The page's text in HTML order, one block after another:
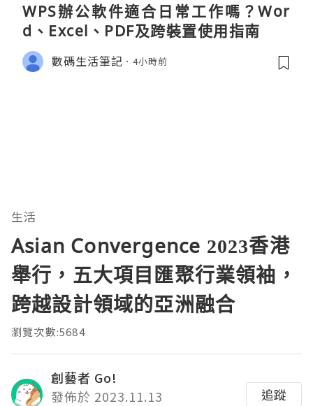
WPS辦公軟件適合日常工作嗎？Wor
d、Excel、PDF及跨裝置使用指南
數碼生活筆記 4小時前
生活
Asian Convergence 2023香港
舉行，五大項目匯聚行業領袖，
跨越設計領域的亞洲融合
瀏覽次數:5684
創藝者 Go!
發佈於 2023.11.13
追蹤